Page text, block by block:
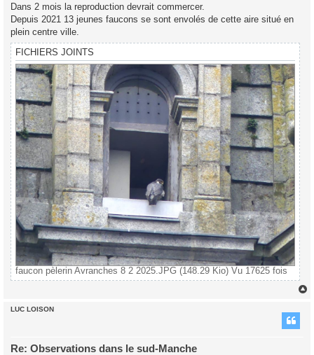
Dans 2 mois la reproduction devrait commercer.
Depuis 2021 13 jeunes faucons se sont envolés de cette aire situé en
plein centre ville.
FICHIERS JOINTS
faucon pèlerin Avranches 8 2 2025.JPG (148.29 Kio) Vu 17625 fois
LUC LOISON
Re: Observations dans le sud-Manche